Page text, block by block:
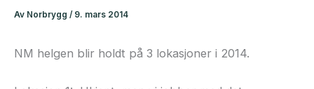
Av Norbrygg / 9. mars 2014
NM helgen blir holdt på 3 lokasjoner i 2014.